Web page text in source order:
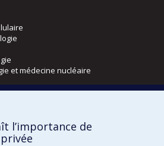
et médecine nucléaire
de l’activité physique
l’importance de